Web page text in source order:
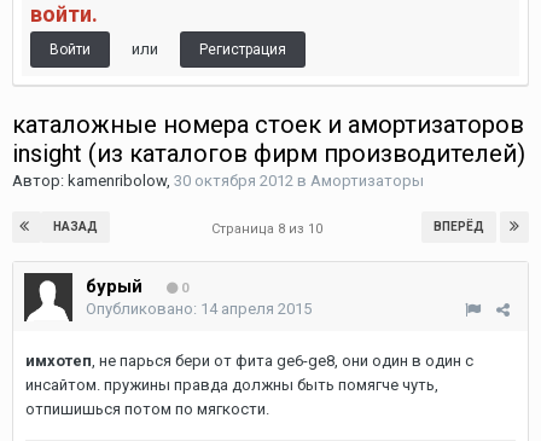
войти.
Войти или Регистрация
каталожные номера стоек и амортизаторов
insight (из каталогов фирм производителей)
Автор: kamenribolow, 30 октября 2012 в Амортизаторы
НАЗАД ВПЕРЁД
Страница 8 из 10
бурый 0
Опубликовано: 14 апреля 2015
имхотеп, не парься бери от фита ge6-ge8, они один в один с
инсайтом. пружины правда должны быть помягче чуть,
отпишишься потом по мягкости.